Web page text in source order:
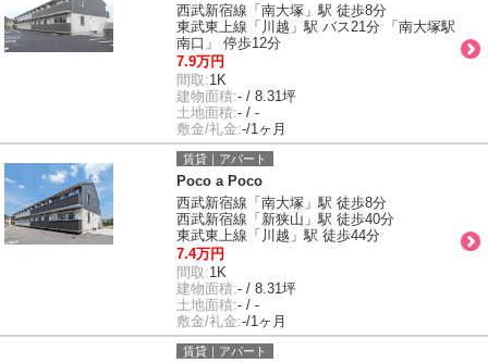
西武新宿線「南大塚」駅 徒歩8分
東武東上線「川越」駅 バス21分 「南大塚駅
南口」 停歩12分
7.9万円
間取:1K
建物面積:- / 8.31坪
土地面積:- / -
敷金/礼金:-/1ヶ月
賃貸｜アパート
Poco a Poco
西武新宿線「南大塚」駅 徒歩8分
西武新宿線「新狭山」駅 徒歩40分
東武東上線「川越」駅 徒歩44分
7.4万円
間取:1K
建物面積:- / 8.31坪
土地面積:- / -
敷金/礼金:-/1ヶ月
賃貸｜アパート